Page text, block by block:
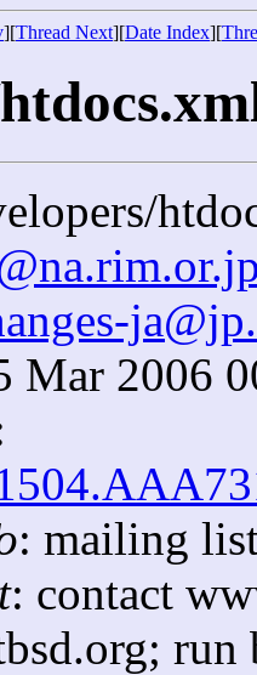
][Thread Next][Date Index][
Mar 2006
: mailing
: contact